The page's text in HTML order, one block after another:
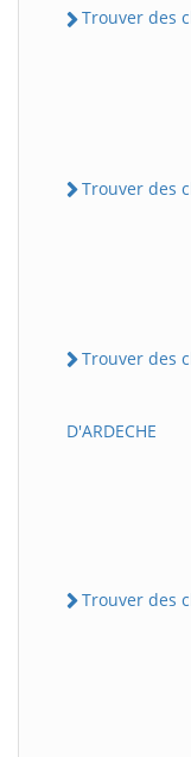
Trouver des
Trouver des
Trouver des
D'ARDECHE
Trouver des